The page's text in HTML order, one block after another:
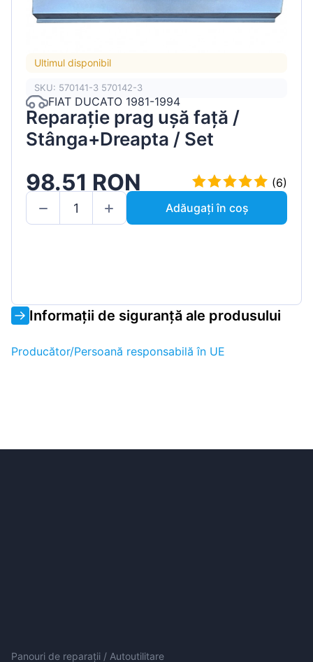
Ultimul disponibil
SKU: 570141-3 570142-3
FIAT DUCATO 1981-1994
Reparație prag ușă față /
Stânga+Dreapta / Set
98.51 RON
(6)
Adăugați în coș
Informații de siguranță ale produsului
Producător/Persoană responsabilă în UE
Panouri de reparații / Autoutilitare